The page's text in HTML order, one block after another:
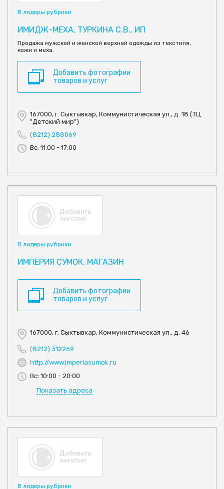
В лидеры рубрики
ИМИДЖ-МЕХА, ТУРКИНА С.В., ИП
Продажа мужской и женской верхней одежды из текстиля,
кожи и меха.
Добавить фотографии
товаров и услуг
167000, г. Сыктывкар, Коммунистическая ул., д. 18 (ТЦ
"Детский мир")
(8212) 288069
Вс: 11:00 - 17:00
В лидеры рубрики
ИМПЕРИЯ СУМОК, МАГАЗИН
Добавить фотографии
товаров и услуг
167000, г. Сыктывкар, Коммунистическая ул., д. 46
(8212) 312269
http://www.imperiasumok.ru
Вс: 10:00 - 20:00
Показать адреса
В лидеры рубрики